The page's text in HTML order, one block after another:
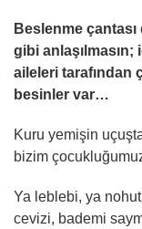
Beslenme çantası
gibi anlaşılmasın;
aileleri tarafından
besinler var…
Kuru yemişin
bizim
Ya leblebi, ya
cevizi, bademi